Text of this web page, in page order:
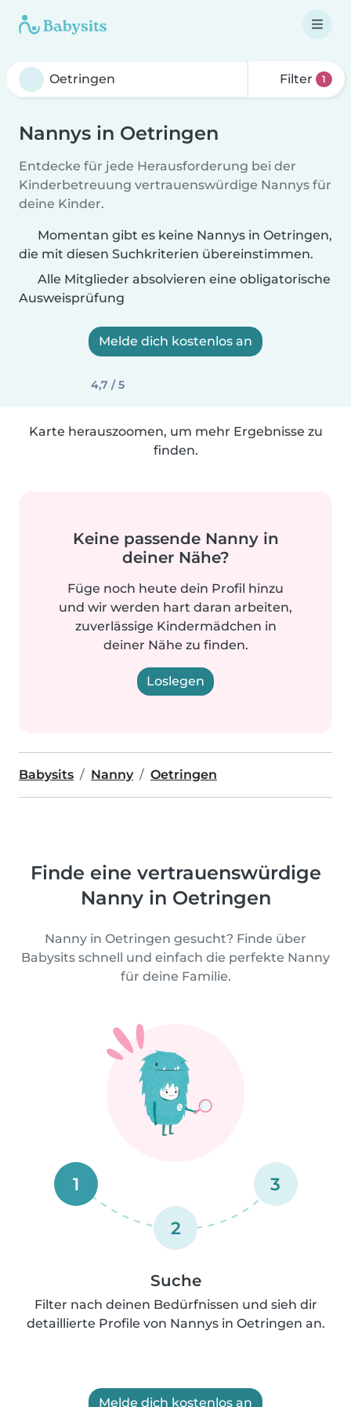
Filter 1
Nannys in Oetringen
Entdecke für jede Herausforderung bei der
Kinderbetreuung vertrauenswürdige Nannys für
deine Kinder.
Momentan gibt es keine Nannys in Oetringen,
die mit diesen Suchkriterien übereinstimmen.
Alle Mitglieder absolvieren eine obligatorische
Ausweisprüfung
Melde dich kostenlos an
4,7 / 5
Karte herauszoomen, um mehr Ergebnisse zu
finden.
Keine passende Nanny in
deiner Nähe?
Füge noch heute dein Profil hinzu
und wir werden hart daran arbeiten,
zuverlässige Kindermädchen in
deiner Nähe zu finden.
Loslegen
Babysits Nanny Oetringen
Finde eine vertrauenswürdige
Nanny in Oetringen
Nanny in Oetringen gesucht? Finde über
Babysits schnell und einfach die perfekte Nanny
für deine Familie.
1
2
3
Suche
Filter nach deinen Bedürfnissen und sieh dir
detaillierte Profile von Nannys in Oetringen an.
Melde dich kostenlos an